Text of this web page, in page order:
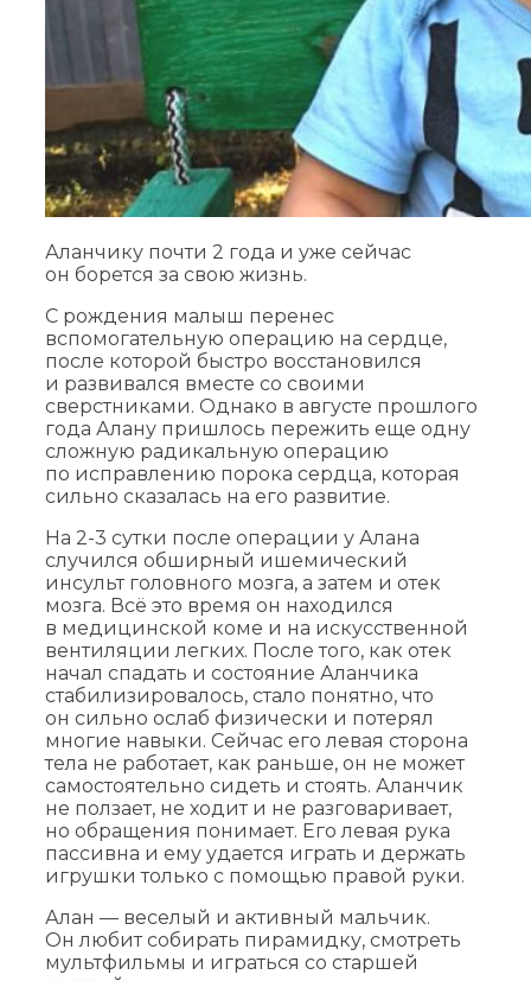
Аланчику почти 2 года и уже сейчас
он борется за свою жизнь.
С рождения малыш перенес
вспомогательную операцию на сердце,
после которой быстро восстановился
и развивался вместе со своими
сверстниками. Однако в августе прошлого
года Алану пришлось пережить еще одну
сложную радикальную операцию
по исправлению порока сердца, которая
сильно сказалась на его развитие.
На 2-3 сутки после операции у Алана
случился обширный ишемический
инсульт головного мозга, а затем и отек
мозга. Всё это время он находился
в медицинской коме и на искусственной
вентиляции легких. После того, как отек
начал спадать и состояние Аланчика
стабилизировалось, стало понятно, что
он сильно ослаб физически и потерял
многие навыки. Сейчас его левая сторона
тела не работает, как раньше, он не может
самостоятельно сидеть и стоять. Аланчик
не ползает, не ходит и не разговаривает,
но обращения понимает. Его левая рука
пассивна и ему удается играть и держать
игрушки только с помощью правой руки.
Алан — веселый и активный мальчик.
Он любит собирать пирамидку, смотреть
мультфильмы и играться со старшей